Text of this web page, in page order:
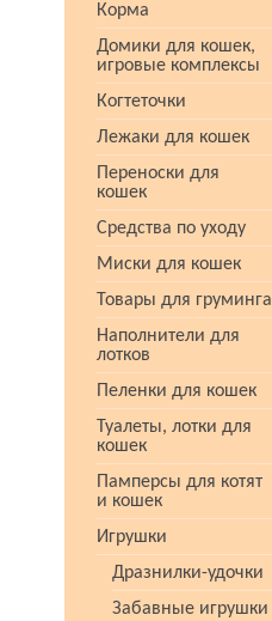
Корма
Домики для кошек,
игровые комплексы
Когтеточки
Лежаки для кошек
Переноски для
кошек
Средства по уходу
Миски для кошек
Товары для груминга
Наполнители для
лотков
Пеленки для кошек
Туалеты, лотки для
кошек
Памперсы для котят
и кошек
Игрушки
Дразнилки-удочки
Забавные игрушки